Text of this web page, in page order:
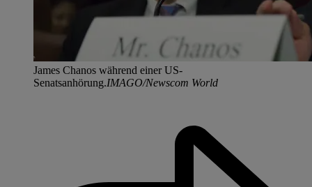
James Chanos während einer US-
Senatsanhörung.IMAGO/Newscom World